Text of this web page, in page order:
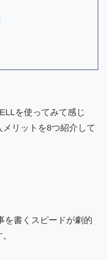
を使ってみて感じ
リットを8つ紹介して
を書くスピードが劇的